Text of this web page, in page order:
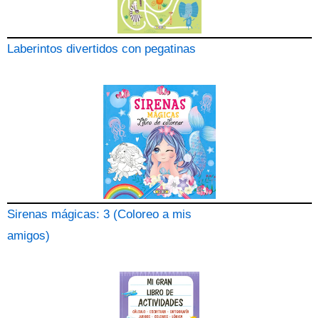
Laberintos divertidos con pegatinas
Sirenas mágicas: 3 (Coloreo a mis
amigos)